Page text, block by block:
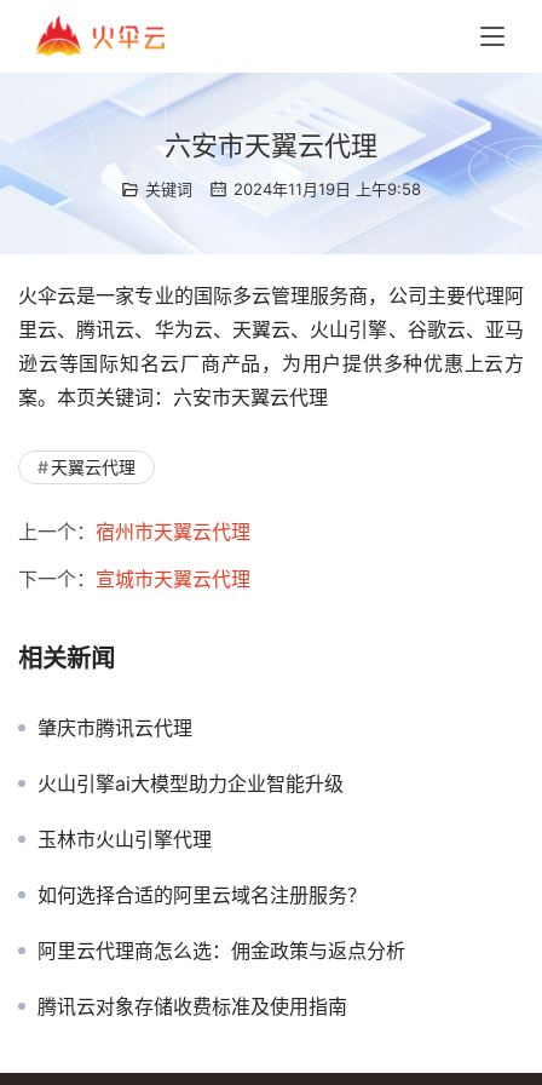
六安市天翼云代理
关键词 2024年11月19日 上午9:58
火伞云是一家专业的国际多云管理服务商，公司主要代理阿
里云、腾讯云、华为云、天翼云、火山引擎、谷歌云、亚马
逊云等国际知名云厂商产品，为用户提供多种优惠上云方
案。本页关键词：六安市天翼云代理
天翼云代理
上一个： 宿州市天翼云代理
下一个： 宣城市天翼云代理
相关新闻
肇庆市腾讯云代理
火山引擎ai大模型助力企业智能升级
玉林市火山引擎代理
如何选择合适的阿里云域名注册服务？
阿里云代理商怎么选：佣金政策与返点分析
腾讯云对象存储收费标准及使用指南